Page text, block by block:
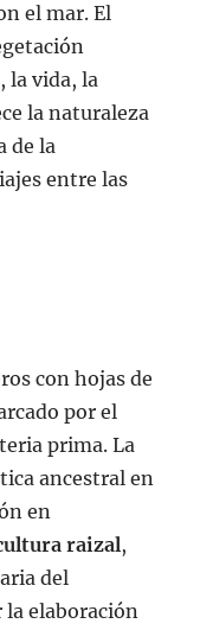
el mar. El
la vida, la
la naturaleza
de la
entre las
con hojas de
por el
prima. La
ancestral en
en
raizal,
del
la elaboración